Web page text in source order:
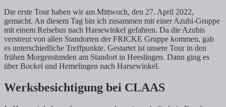
Die erste Tour haben wir am Mittwoch, den 27. April 2022,
gemacht. An diesem Tag bin ich zusammen mit einer Azubi-Gruppe
mit einem Reisebus nach Harsewinkel gefahren. Da die Azubis
verstreut von allen Standorten der FRICKE Gruppe kommen, gab
es unterschiedliche Treffpunkte. Gestartet ist unsere Tour in den
frühen Morgenstunden am Standort in Heeslingen. Dann ging es
über Bockel und Hemelingen nach Harsewinkel.
Werksbesichtigung bei CLAAS